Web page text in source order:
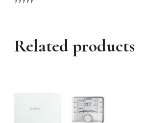
Related products